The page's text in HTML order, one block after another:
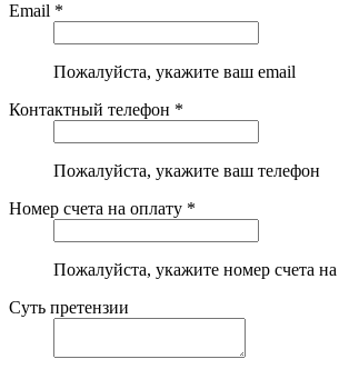
Email *
Пожалуйста, укажите ваш email
Контактный телефон *
Пожалуйста, укажите ваш телефон
Номер счета на оплату *
Пожалуйста, укажите номер счета
Суть претензии